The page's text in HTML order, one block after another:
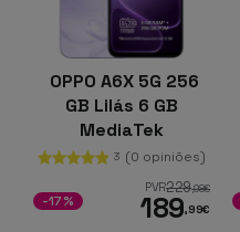
OPPO A6X 5G 256
GB Lilás 6 GB
MediaTek
Dimensity
3 (0 opiniões)
PVR229,98€
189,99€
-17%